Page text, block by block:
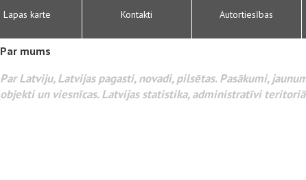
Lapas karte Kontakti Autortiesības
Par mums
Par Latviju, Latvijas pagasti, novadi, pilsētas. Pasākumi,
objekti un viesnīcas. Latvijas statistika, administratīvi